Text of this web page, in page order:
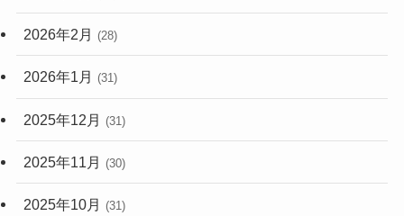
2026年2月 (28)
2026年1月 (31)
2025年12月 (31)
2025年11月 (30)
2025年10月 (31)